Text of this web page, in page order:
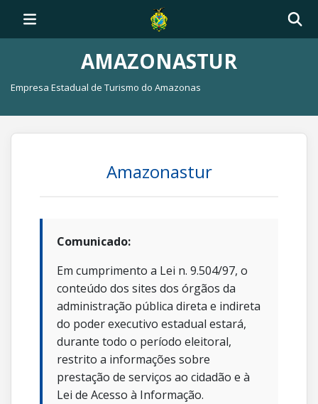
AMAZONASTUR
Empresa Estadual de Turismo do Amazonas
Amazonastur
Comunicado:
Em cumprimento a Lei n. 9.504/97, o
conteúdo dos sites dos órgãos da
administração pública direta e indireta
do poder executivo estadual estará,
durante todo o período eleitoral,
restrito a informações sobre
prestação de serviços ao cidadão e à
Lei de Acesso à Informação.